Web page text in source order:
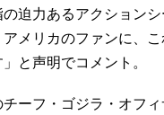
迫力あるアクション
メリカのファンに、
と声明でコメント。
ーフ・ゴジラ・オフ